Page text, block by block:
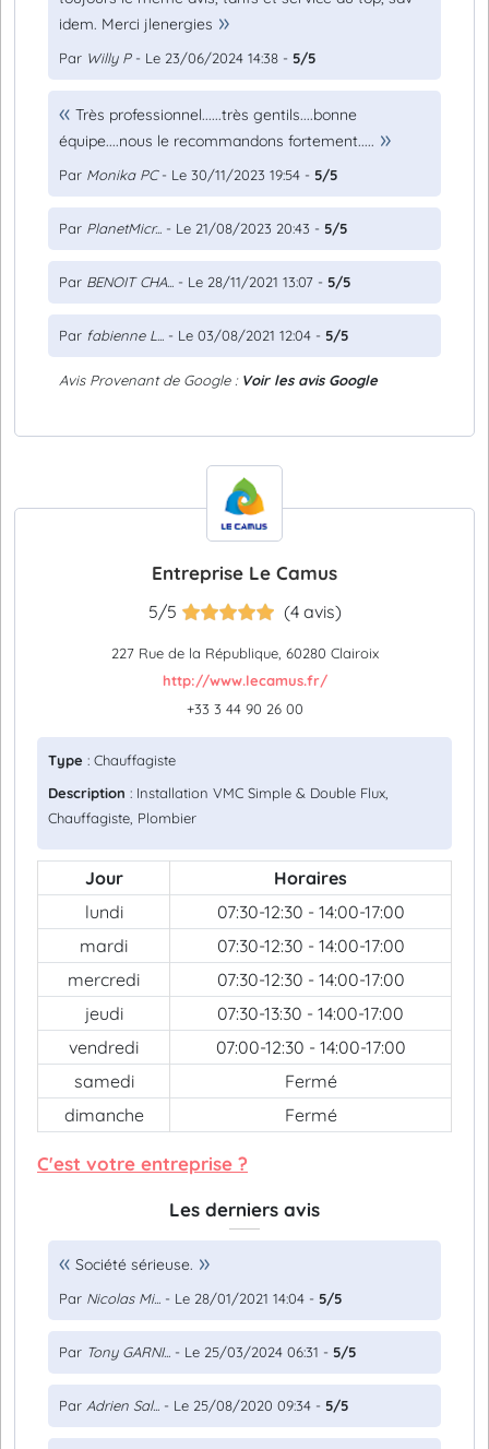
idem. Merci jlenergies
Par Willy P- Le 23/06/2024 14:38 - 5/5
Très professionnel......très gentils....bonne
équipe....nous le recommandons fortement.....
Par Monika PC- Le 30/11/2023 19:54 - 5/5
Par PlanetMicr... - Le 21/08/2023 20:43 - 5/5
Par BENOIT CHA... - Le 28/11/2021 13:07 - 5/5
Par fabienne L... - Le 03/08/2021 12:04 - 5/5
Avis Provenant de Google : Voir les avis Google
Entreprise Le Camus
5/5 (4 avis)
227 Rue de la République, 60280 Clairoix
http://www.lecamus.fr/
+33 3 44 90 26 00
Type : Chauffagiste
Description : Installation VMC Simple & Double Flux,
Chauffagiste, Plombier
Jour
Horaires
lundi
07:30-12:30 - 14:00-17:00
mardi
07:30-12:30 - 14:00-17:00
mercredi
07:30-12:30 - 14:00-17:00
jeudi
07:30-13:30 - 14:00-17:00
vendredi
07:00-12:30 - 14:00-17:00
samedi
Fermé
dimanche
Fermé
C'est votre entreprise ?
Les derniers avis
Société sérieuse.
Par Nicolas Mi... - Le 28/01/2021 14:04 - 5/5
Par Tony GARNI... - Le 25/03/2024 06:31 - 5/5
Par Adrien Sal... - Le 25/08/2020 09:34 - 5/5